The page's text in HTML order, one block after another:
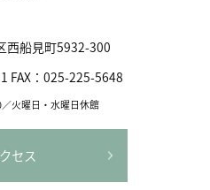
⻄船見町5932-300
FAX： 025-225-5648
火曜日・水曜日休館
セス